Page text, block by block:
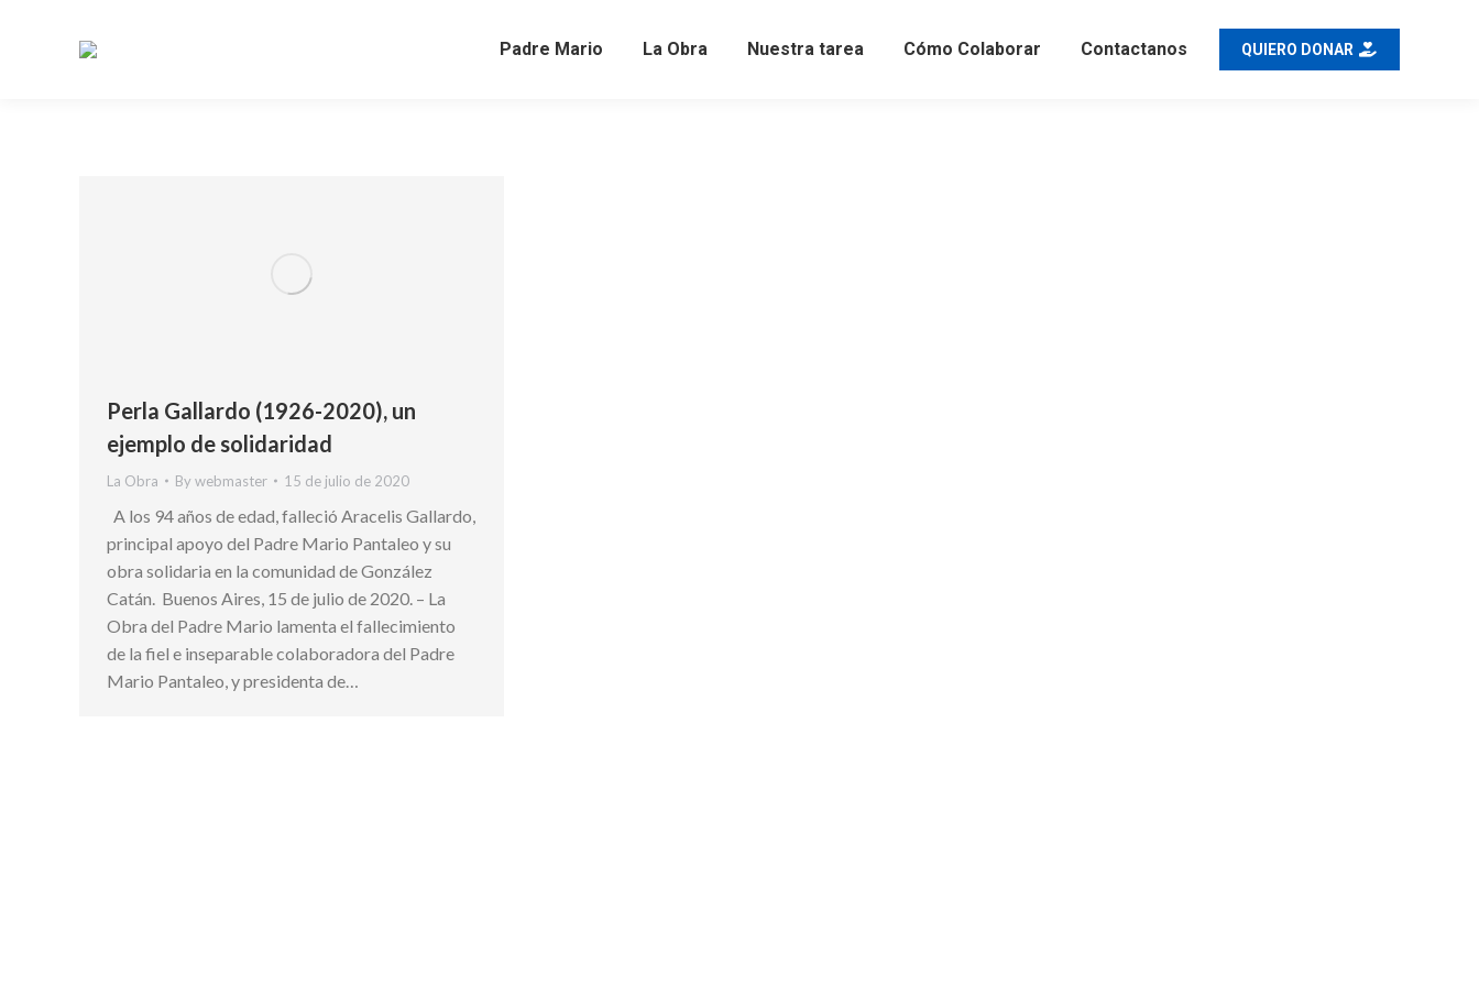
Padre Mario La Obra Nuestra tarea Cómo Colaborar Contactanos QUIERO DONAR
Perla Gallardo (1926-2020), un
ejemplo de solidaridad
La Obra By webmaster 15 de julio de 2020
A los 94 años de edad, falleció Aracelis Gallardo,
principal apoyo del Padre Mario Pantaleo y su
obra solidaria en la comunidad de González
Catán. Buenos Aires, 15 de julio de 2020. – La
Obra del Padre Mario lamenta el fallecimiento
de la fiel e inseparable colaboradora del Padre
Mario Pantaleo, y presidenta de…